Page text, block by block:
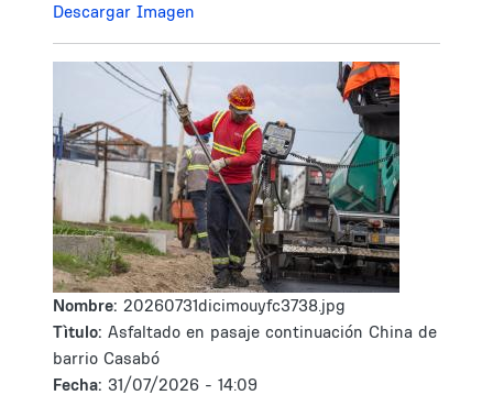
Descargar Imagen
Nombre: 20260731dicimouyfc3738.jpg
Tìtulo: Asfaltado en pasaje continuación China de
barrio Casabó
Fecha: 31/07/2026 - 14:09